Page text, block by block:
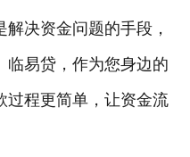
决资金问题的手段，
临易贷，作为您身边的
过程更简单，让资金流